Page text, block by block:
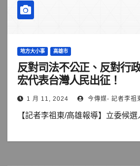
地方大小事 高雄市
反對司法不公正、反對行
宏代表台灣人民出征！
1 月 11, 2024 今傳媒- 記者李祖
【記者李祖東/高雄報導】立委候選